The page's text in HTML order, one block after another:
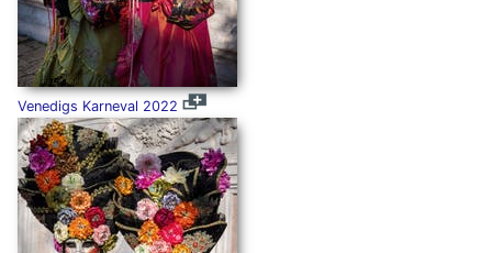
Venedigs Karneval 2022